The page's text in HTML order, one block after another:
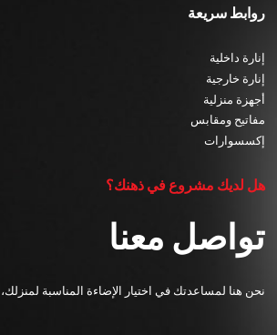
روابط سريعة
إنارة داخلية
إنارة خارجية
أجهزة منزلية
مفاتيح ومقابس
إكسسوارات
هل لديك مشروع في ذهنك؟
تواصل معنا
نحن هنا لمساعدتك في اختيار الإضاءة المناسبة